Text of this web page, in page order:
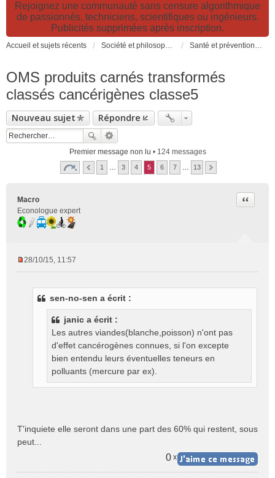
Rejoignez une communauté sans censure algorithmique
de passionnés, techniciens, scientifiques ou ingénieurs.
Publicités supprimées après inscription.
Accueil et sujets récents Société et philosophie. Sciences et technologies. Santé et prévention. Santé et prévention. Pollutions, causes et effets des risques environnementaux
OMS produits carnés transformés
classés cancérigènes classe5
Nouveau sujet Répondre
Premier message non lu • 124 messages
1 3 4 5 6 7 13
Macro
Econologue expert
Citer
28/10/15, 11:57
sen-no-sen a écrit :
janic a écrit :
Les autres viandes(blanche,poisson) n'ont pas
d'effet cancérogènes connues, si l'on excepte
bien entendu leurs éventuelles teneurs en
polluants (mercure par ex).
T'inquiete elle seront dans une part des 60% qui restent, sous
peut...
0 x